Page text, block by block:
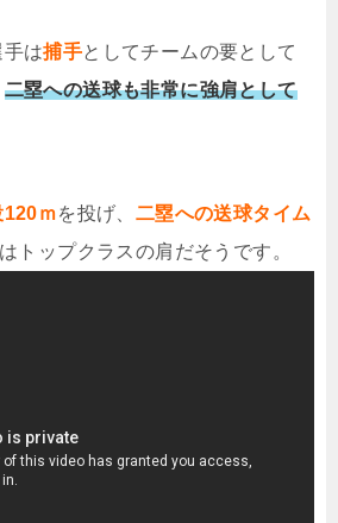
手は捕手としてチームの要として
二塁への送球も非常に強肩として
120ｍを投げ、 二塁への送球タイム
トップクラスの肩だそうです。